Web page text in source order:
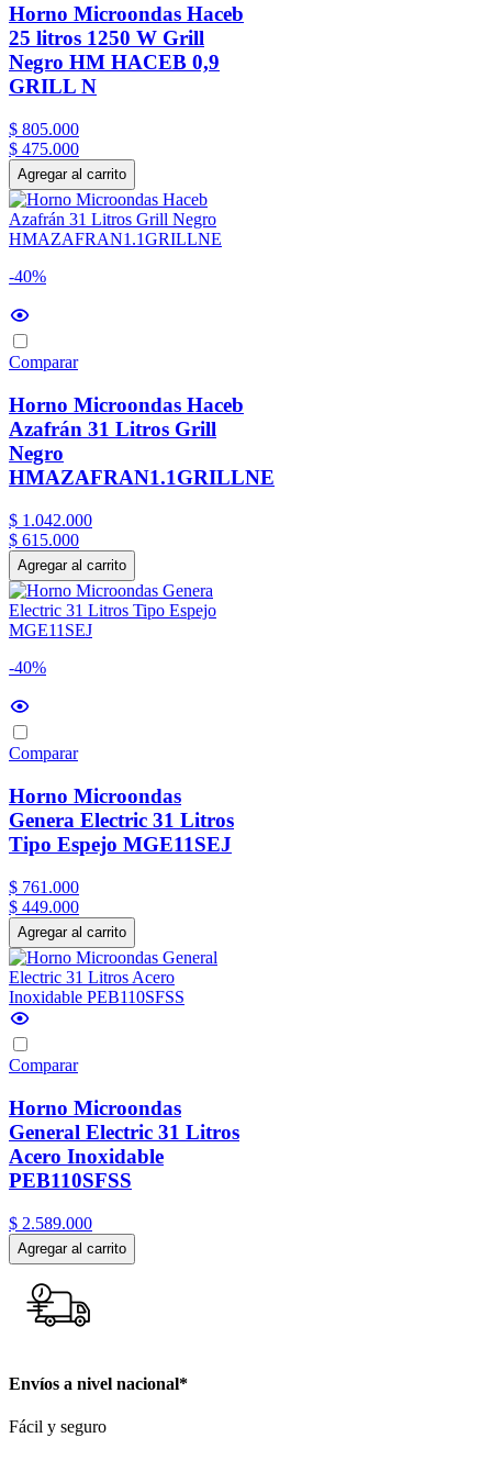
Horno Microondas Haceb
25 litros 1250 W Grill
Negro HM HACEB 0,9
GRILL N
$ 805.000
$ 475.000
Agregar al carrito
-40%
Comparar
Horno Microondas Haceb
Azafrán 31 Litros Grill
Negro
HMAZAFRAN1.1GRILLNE
$ 1 .042.000
$ 615.000
Agregar al carrito
-40%
Comparar
Horno Microondas
Genera Electric 31 Litros
Tipo Espejo MGE11SEJ
$ 761 .000
$ 449.000
Agregar al carrito
Comparar
Horno Microondas
General Electric 31 Litros
Acero Inoxidable
PEB110SFSS
$ 2.589.000
Agregar al carrito
Envíos a nivel nacional*
Fácil y seguro